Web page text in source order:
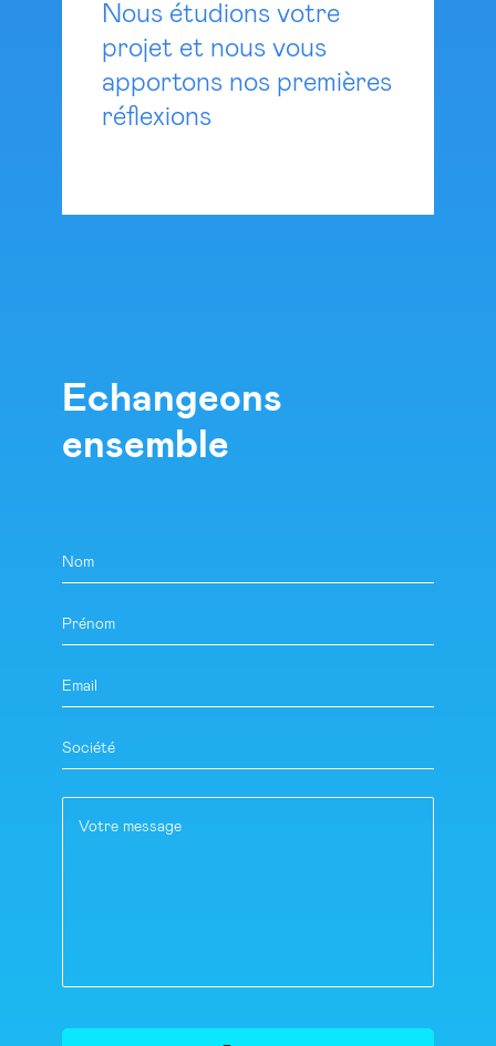
Nous étudions votre
projet et nous vous
apportons nos premières
réflexions
Echangeons
ensemble
Nom
Prénom
Email
Société
Votre message